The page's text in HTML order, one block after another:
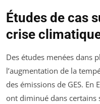
Études de cas
crise
Des études menées dans
l’augmentation de la
des émissions de GES.
ont diminué dans certains